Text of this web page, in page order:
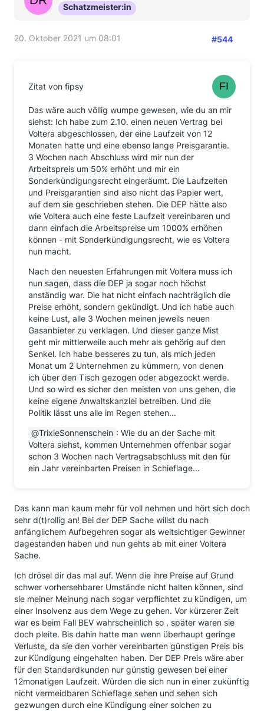
Schatzmeister:in
20. Oktober 2021 um 08:01 #544
Zitat von fipsy
Das wäre auch völlig wumpe gewesen, wie du an mir
siehst: Ich habe zum 2.10. einen neuen Vertrag bei
Voltera abgeschlossen, der eine Laufzeit von 12
Monaten hatte und eine ebenso lange Preisgarantie.
3 Wochen nach Abschluss wird mir nun der
Arbeitspreis um 50% erhöht und mir ein
Sonderkündigungsrecht eingeräumt. Die Laufzeiten
und Preisgarantien sind also nicht das Papier wert,
auf dem sie geschrieben stehen. Die DEP hätte also
wie Voltera auch eine feste Laufzeit vereinbaren und
dann einfach die Arbeitspreise um 1000% erhöhen
können - mit Sonderkündigungsrecht, wie es Voltera
nun macht.
Nach den neuesten Erfahrungen mit Voltera muss ich
nun sagen, dass die DEP ja sogar noch höchst
anständig war. Die hat nicht einfach nachträglich die
Preise erhöht, sondern gekündigt. Und ich habe auch
keine Lust, alle 3 Wochen meinen jeweils neuen
Gasanbieter zu verklagen. Und dieser ganze Mist
geht mir mittlerweile auch mehr als gehörig auf den
Senkel. Ich habe besseres zu tun, als mich jeden
Monat um 2 Unternehmen zu kümmern, von denen
ich über den Tisch gezogen oder abgezockt werde.
Und so wird es sicher den meisten von uns gehen, die
keine eigene Anwaltskanzlei betreiben. Und die
Politik lässt uns alle im Regen stehen...
TrixieSonnenschein : Wie du an der Sache mit
Voltera siehst, kommen Unternehmen offenbar sogar
schon 3 Wochen nach Vertragsabschluss mit den für
ein Jahr vereinbarten Preisen in Schieflage...
Das kann man kaum mehr für voll nehmen und hört sich doch
sehr d(t)rollig an! Bei der DEP Sache willst du nach
anfänglichem Aufbegehren sogar als weitsichtiger Gewinner
dagestanden haben und nun gehts ab mit einer Voltera
Sache.
Ich drösel dir das mal auf. Wenn die ihre Preise auf Grund
schwer vorhersehbarer Umstände nicht halten können, sind
sie meiner Meinung nach sogar verpflichtet zu kündigen, um
einer Insolvenz aus dem Wege zu gehen. Vor kürzerer Zeit
war es beim Fall BEV wahrscheinlich so , später waren sie
doch pleite. Bis dahin hatte man wenn überhaupt geringe
Verluste, da sie den vorher vereinbarten günstigen Preis bis
zur Kündigung eingehalten haben. Der DEP Preis wäre aber
für den Standardkunden nur günstig gewesen bei einer
12monatigen Laufzeit. Würden die sich nun in einer zukünftig
nicht vermeidbaren Schieflage sehen und sehen sich
gezwungen durch eine Kündigung einer solchen zu